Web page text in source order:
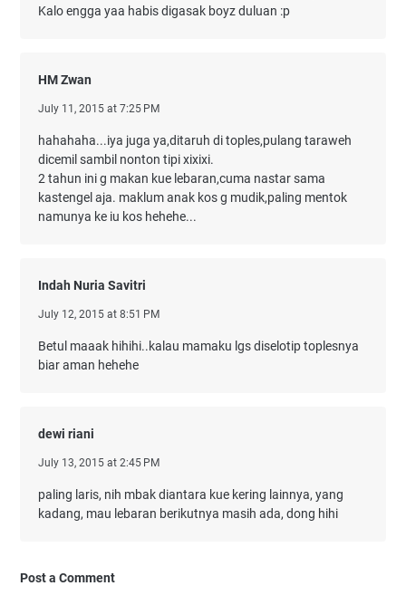
Kalo engga yaa habis digasak boyz duluan :p
HM Zwan
July 11, 2015 at 7:25 PM
hahahaha...iya juga ya,ditaruh di toples,pulang taraweh
dicemil sambil nonton tipi xixixi.
2 tahun ini g makan kue lebaran,cuma nastar sama
kastengel aja. maklum anak kos g mudik,paling mentok
namunya ke iu kos hehehe...
Indah Nuria Savitri
July 12, 2015 at 8:51 PM
Betul maaak hihihi..kalau mamaku lgs diselotip toplesnya
biar aman hehehe
dewi riani
July 13, 2015 at 2:45 PM
paling laris, nih mbak diantara kue kering lainnya, yang
kadang, mau lebaran berikutnya masih ada, dong hihi
Post a Comment